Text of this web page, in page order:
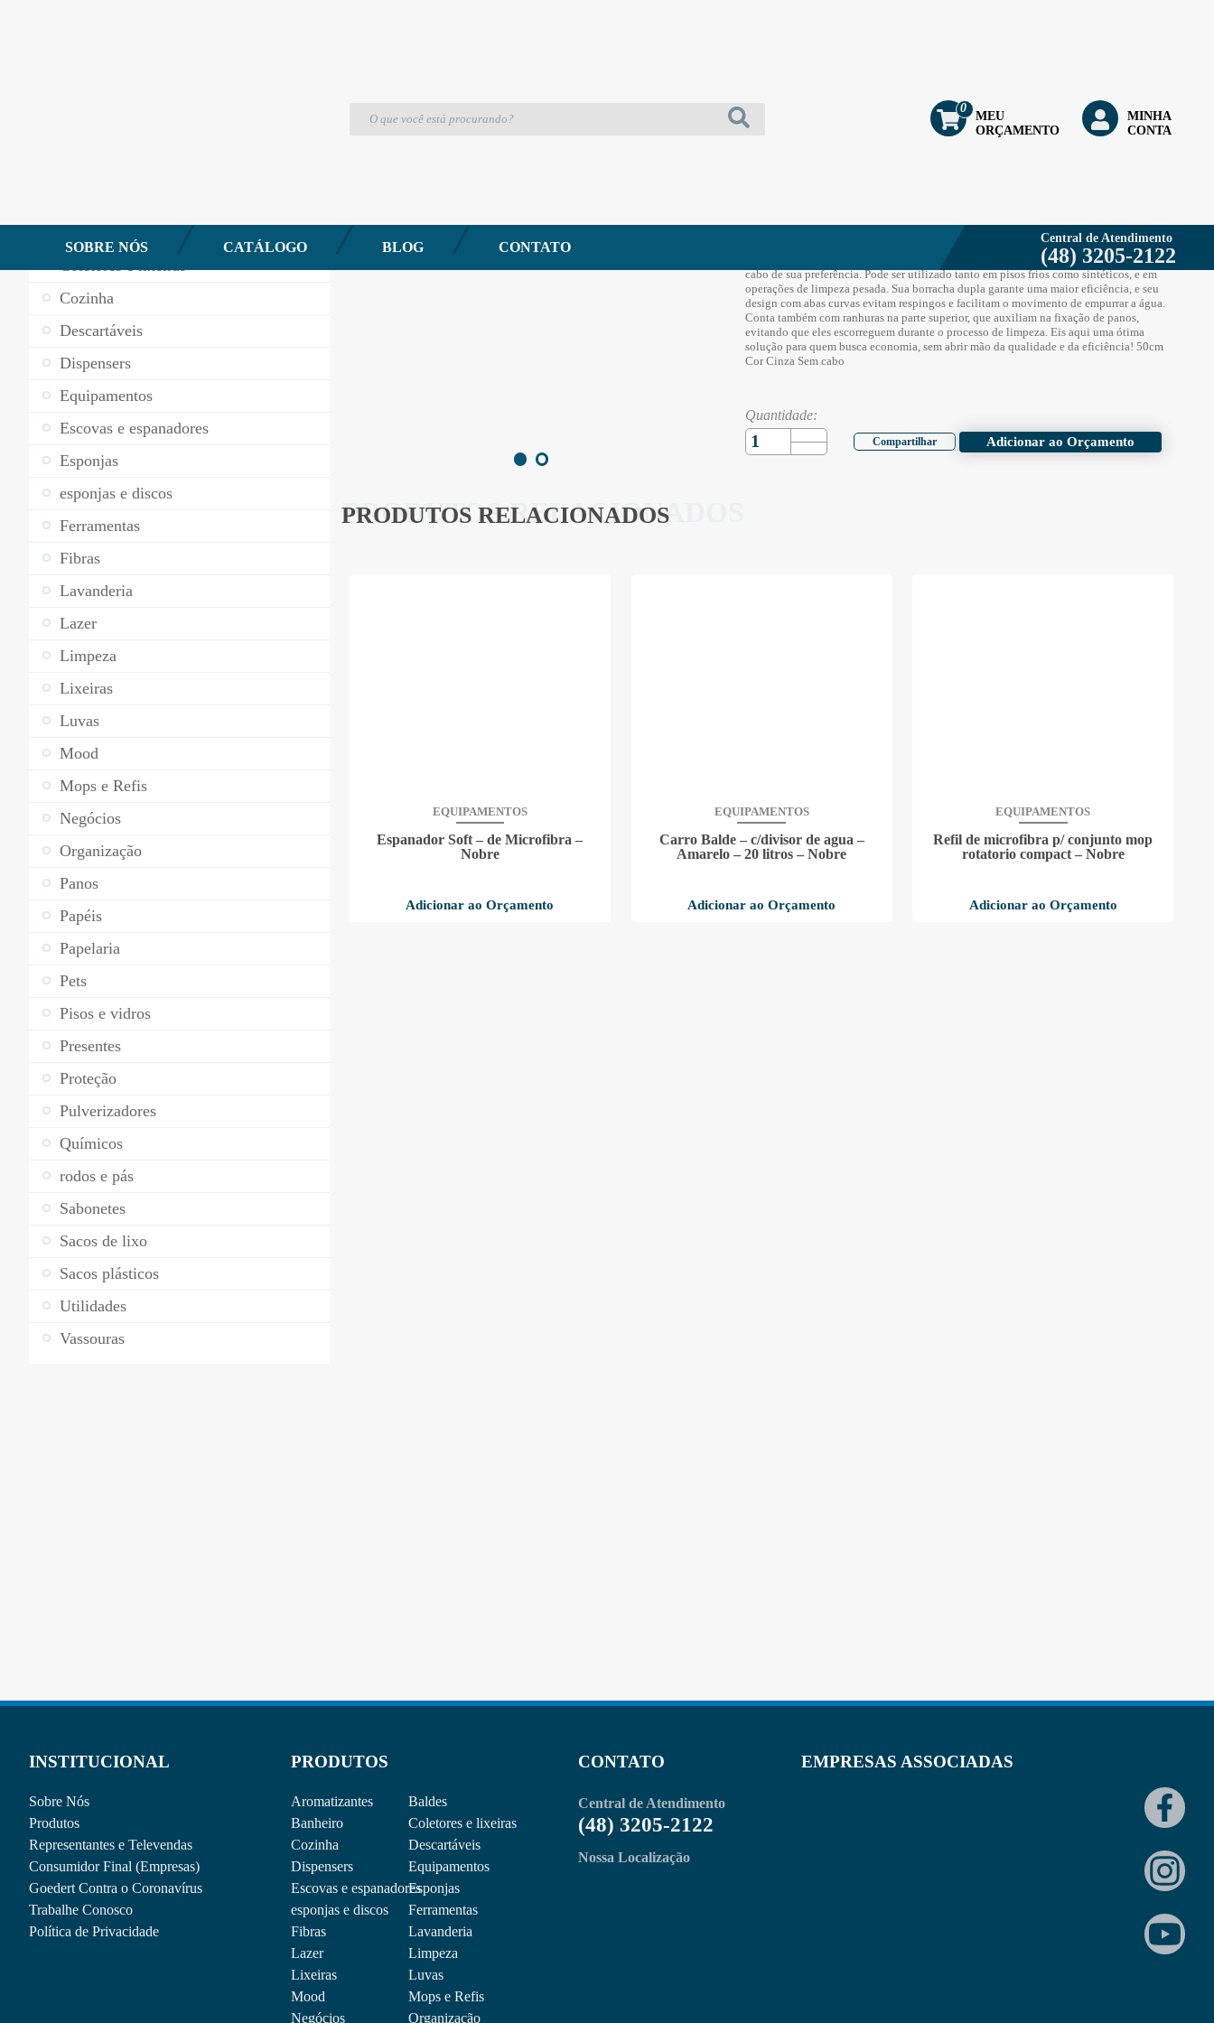
MEU
ORÇAMENTO
0
MINHA
CONTA
SOBRE NÓS CATÁLOGO BLOG CONTATO
Central de Atendimento
(48) 3205-2122
Coletores e lixeiras
Cozinha
Descartáveis
Dispensers
Equipamentos
Escovas e espanadores
Esponjas
esponjas e discos
Ferramentas
Fibras
Lavanderia
Lazer
Limpeza
Lixeiras
Luvas
Mood
Mops e Refis
Negócios
Organização
Panos
Papéis
Papelaria
Pets
Pisos e vidros
Presentes
Proteção
Pulverizadores
Químicos
rodos e pás
Sabonetes
Sacos de lixo
Sacos plásticos
Utilidades
Vassouras
Rodo Duplo 50cm - Cinza Fendi - Multirodo Nobre
garantir os melhores resultados. É o que você encontra no Multirodo Stylo Nobre, um
produto que combina alta resistência e leveza. O Multirodo Stylo Nobre possui encaixe
adaptável para o acoplamento de cabos com ou sem ponteira. Assim você pode usar um
cabo de sua preferência. Pode ser utilizado tanto em pisos frios como sintéticos, e em
operações de limpeza pesada. Sua borracha dupla garante uma maior eficiência, e seu
design com abas curvas evitam respingos e facilitam o movimento de empurrar a água.
Conta também com ranhuras na parte superior, que auxiliam na fixação de panos,
evitando que eles escorreguem durante o processo de limpeza. Eis aqui uma ótima
solução para quem busca economia, sem abrir mão da qualidade e da eficiência! 50cm
Cor Cinza Sem cabo
Quantidade:
Adicionar ao Orçamento
PRODUTOS RELACIONADOS
PRODUTOS RELACIONADOS
EQUIPAMENTOS
Espanador Soft – de Microfibra –
Nobre
Adicionar ao Orçamento
EQUIPAMENTOS
Carro Balde – c/divisor de agua –
Amarelo – 20 litros – Nobre
Adicionar ao Orçamento
EQUIPAMENTOS
Refil de microfibra p/ conjunto mop
rotatorio compact – Nobre
Adicionar ao Orçamento
INSTITUCIONAL
Sobre Nós
Produtos
Representantes e Televendas
Consumidor Final (Empresas)
Goedert Contra o Coronavírus
Trabalhe Conosco
Política de Privacidade
PRODUTOS
Aromatizantes
Baldes
Banheiro
Coletores e lixeiras
Cozinha
Descartáveis
Dispensers
Equipamentos
Escovas e espanadoresEsponjas
esponjas e discos
Ferramentas
Fibras
Lavanderia
Lazer
Limpeza
Lixeiras
Luvas
Mood
Mops e Refis
Negócios
Organização
CONTATO
Central de Atendimento
(48) 3205-2122
Nossa Localização
EMPRESAS ASSOCIADAS